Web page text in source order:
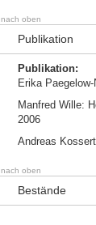
nach oben
Publikation
Publikation:
Erika
Manfred Wille:
2006
Andreas
nach oben
Bestände